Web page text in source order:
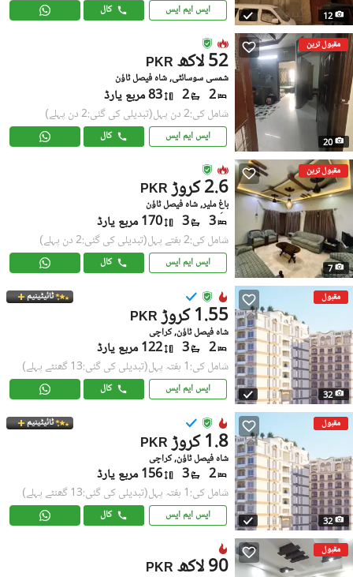
12 ایس ایم ایس کال
مقبول ترین
20
PKR 52 لاکھ
شمسی سوسائٹی, شاہ فیصل ٹاؤن
2
2 83 مربع یارڈ
شامل کی:2 دن پہل (تبدیلی کی گئی:2 دن پہلے)
ایس ایم ایس کال
مقبول ترین
7
PKR 2.6 کروڑ
باغِ ملیر, شاہ فیصل ٹاؤن
3
3 170 مربع یارڈ
شامل کی:2 ہفتے پہل (تبدیلی کی گئی:2 دن پہلے)
ایس ایم ایس کال
مقبول
32
ٹائیٹینیم
PKR 1.55 کروڑ
شاہ فیصل ٹاؤن, کراچی
2
3 122 مربع یارڈ
شامل کی:1 ہفتہ پہل (تبدیلی کی گئی:13 گھنٹے پہلے)
ایس ایم ایس کال
مقبول
32
ٹائیٹینیم
PKR 1.8 کروڑ
شاہ فیصل ٹاؤن, کراچی
2
3 156 مربع یارڈ
شامل کی:1 ہفتہ پہل (تبدیلی کی گئی:13 گھنٹے پہلے)
ایس ایم ایس کال
مقبول
PKR 90 لاکھ